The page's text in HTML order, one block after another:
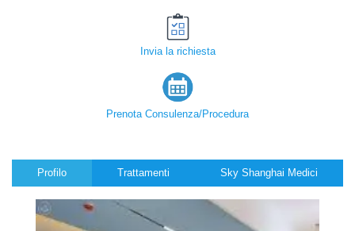
Invia la richiesta
Prenota Consulenza/Procedura
Profilo Trattamenti Sky Shanghai Medici